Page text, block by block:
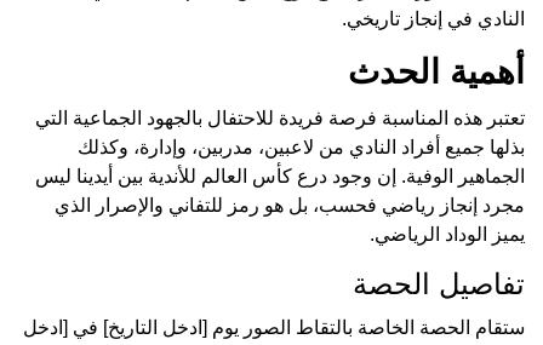
النادي في إنجاز تاريخي.
أهمية الحدث
تعتبر هذه المناسبة فرصة فريدة للاحتفال بالجهود الجماعية التي
بذلها جميع أفراد النادي من لاعبين، مدربين، وإدارة، وكذلك
الجماهير الوفية. إن وجود درع كأس العالم للأندية بين أيدينا ليس
مجرد إنجاز رياضي فحسب، بل هو رمز للتفاني والإصرار الذي
يميز الوداد الرياضي.
تفاصيل الحصة
ستقام الحصة الخاصة بالتقاط الصور يوم [ادخل التاريخ] في [ادخل